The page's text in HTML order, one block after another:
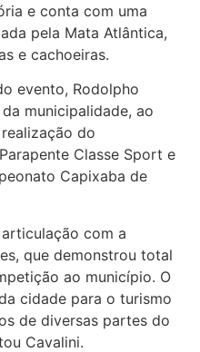
e conta com uma
pela Mata Atlântica,
e cachoeiras.
evento, Rodolpho
municipalidade, ao
do
Classe Sport e
Capixaba de
com a
que demonstrou total
ao município. O
cidade para o turismo
de diversas partes do
Cavalini.